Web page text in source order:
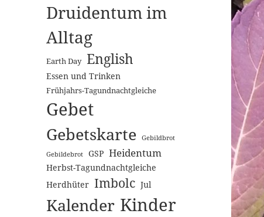
Druidentum im
Alltag
Earth Day English
Essen und Trinken
Frühjahrs-Tagundnachtgleiche
Gebet
Gebetskarte
Gebildbrot
Gebildebrot
GSP Heidentum
Herbst-Tagundnachtgleiche
Herdhüter Imbolc Jul
Kalender Kinder